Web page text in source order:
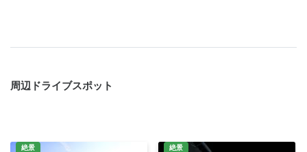
周辺ドライブスポット
絶景 絶景